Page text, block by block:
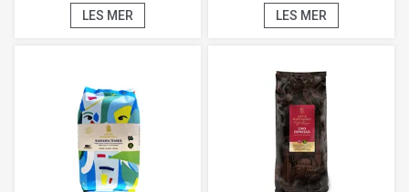
LES MER LES MER